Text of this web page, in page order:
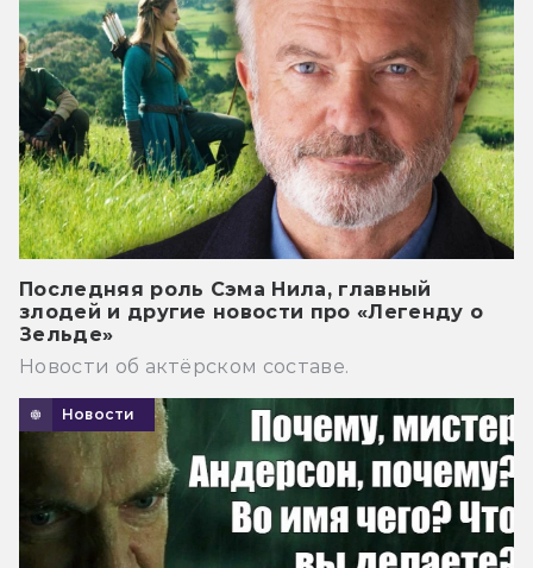
Последняя роль Сэма Нила, главный
злодей и другие новости про «Легенду о
Зельде»
Новости об актёрском составе.
Новости